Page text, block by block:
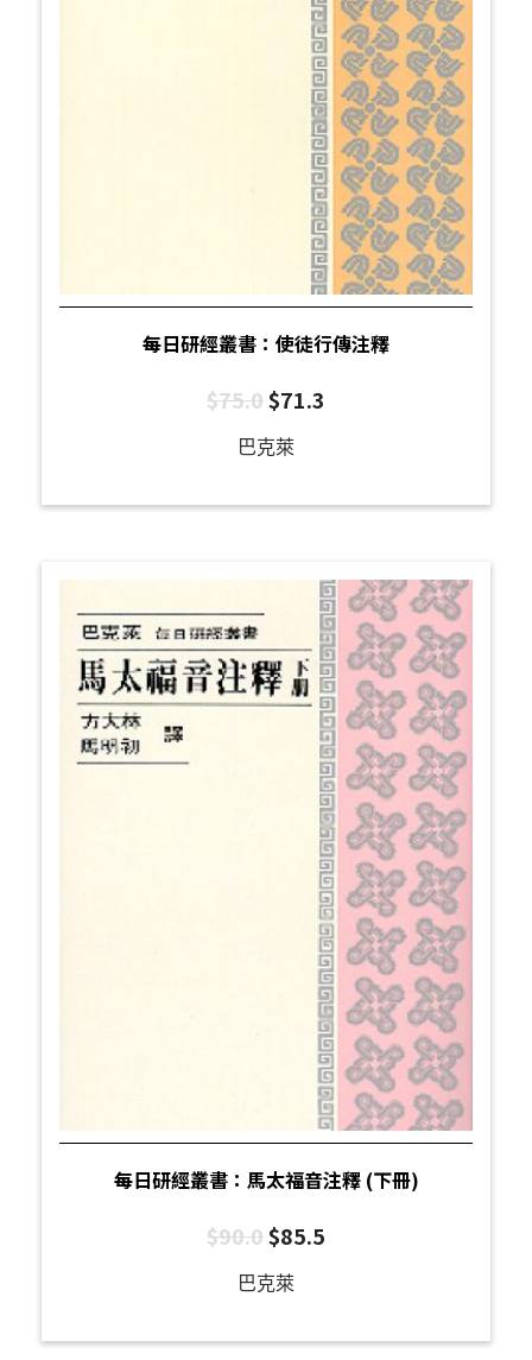
每日研經叢書：使徒行傳注釋
$75.0$71.3
巴克萊
每日研經叢書：馬太福音注釋 (下冊)
$90.0$85.5
巴克萊